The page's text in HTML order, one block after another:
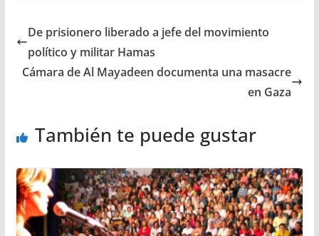
De prisionero liberado a jefe del movimiento
político y militar Hamas
Cámara de Al Mayadeen documenta una masacre
en Gaza
También te puede gustar